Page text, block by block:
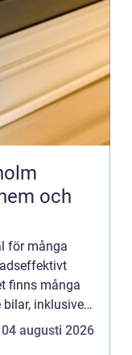
och
för många
finns många
bilar, inklusive
04 augusti 2026